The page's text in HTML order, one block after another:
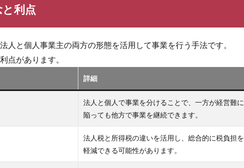
利点
人と個人事業主の両方の形態を活用して事業を行う手法です。
点があります。
詳細
法人と個人で事業を分けることで、一方が経営難に
陥っても他方で事業を継続できます。
法人税と所得税の違いを活用し、総合的に税負担を
軽減できる可能性があります。